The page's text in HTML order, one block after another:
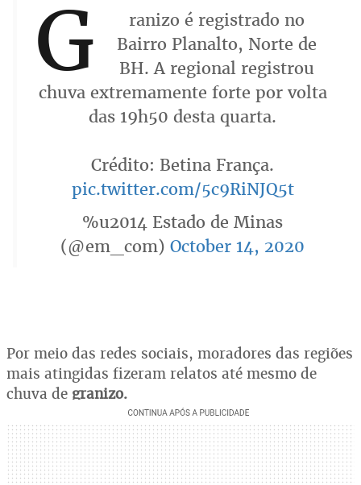
G
ranizo é registrado no
Bairro Planalto, Norte de
BH. A regional registrou
chuva extremamente forte por volta
das 19h50 desta quarta.
Crédito: Betina França.
pic.twitter.com/5c9RiNJQ5t
%u2014 Estado de Minas
(@em_com) October 14, 2020
Por meio das redes sociais, moradores das regiões
mais atingidas fizeram relatos até mesmo de
chuva de granizo.